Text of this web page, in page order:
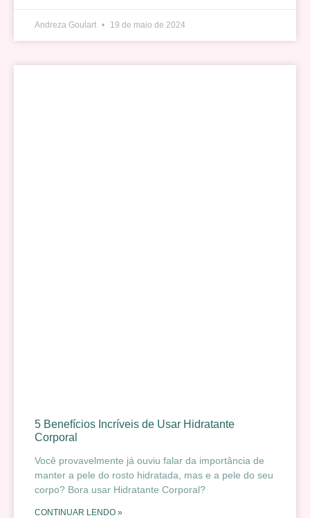
Andreza Goulart 19 de maio de 2024
5 Benefícios Incríveis de Usar Hidratante
Corporal
Você provavelmente já ouviu falar da importância de
manter a pele do rosto hidratada, mas e a pele do seu
corpo? Bora usar Hidratante Corporal?
CONTINUAR LENDO »